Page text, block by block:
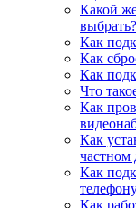
Какой
выбрать?
Как
Как
Как
Что
Как
Как
частном
Как
Как